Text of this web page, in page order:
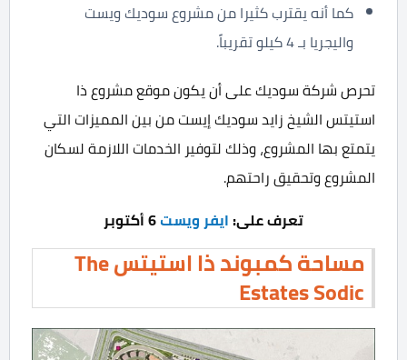
كما أنه يقترب كثيرا من مشروع سوديك ويست
واليجريا بـ 4 كيلو تقريباً.
تحرص شركة سوديك على أن يكون موقع مشروع ذا
استيتس الشيخ زايد سوديك إيست من بين المميزات التي
يتمتع بها المشروع، وذلك لتوفير الخدمات اللازمة لسكان
المشروع وتحقيق راحتهم.
تعرف على:ايفر ويست
مساحة كمبوند ذا استيتس The
Estates Sodic